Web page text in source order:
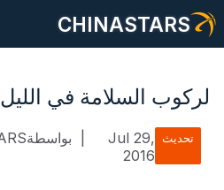
CHINASTARS
مادة عاكسة/شريط
لركوب السلامة في الليل
تحديث Jul 29,
2016
بواسطةCHINASTARS